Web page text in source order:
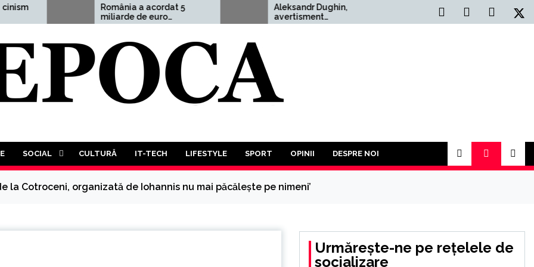
România a acordat 5
miliarde de euro
Ucrainei, adică 1,5% din
Aleksandr Dughin,
cutremurător: ”Un Al
este mai mult decât
probabil. În acest an va
trebui să participăm la o
luptă a tuturor împotriva
tuturor”
Situația Politică Actuală
din România: O Analiză
Comprehensivă
SOCIAL CULTURĂ IT-TECH LIFESTYLE SPORT OPINII DESPRE NOI
la Cotroceni, organizată de Iohannis nu mai păcălește pe nimeni’
Urmărește-ne pe rețelele de
socializare